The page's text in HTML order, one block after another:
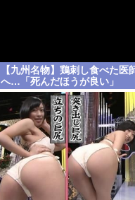
【九州名物】鶏刺し食べた医
へ…「死んだほうが良い」